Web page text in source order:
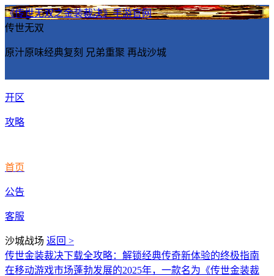
《传世无双之金装裁决》手游官网
传世无双
原汁原味经典复刻 兄弟重聚 再战沙城
开区
攻略
首页
公告
客服
沙城战场 返回 >
传世金装裁决下载全攻略：解锁经典传奇新体验的终极指南
在移动游戏市场蓬勃发展的2025年，一款名为《传世金装裁